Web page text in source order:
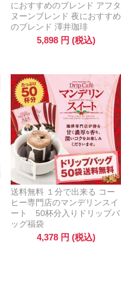
におすすめのブレンド アフタ
ヌーンブレンド 夜におすすめ
のブレンド 澤井珈琲
5,898 円 (税込)
送料無料 １分で出来る コー
ヒー専門店のマンデリンスイ
ート 50杯分入りドリップバ
ッグ福袋
4,378 円 (税込)